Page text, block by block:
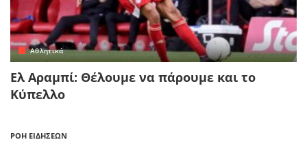
Αθλητικά
Ελ Αραμπί: Θέλουμε να πάρουμε και το
Κύπελλο
ΡΟΗ ΕΙΔΗΣΕΩΝ